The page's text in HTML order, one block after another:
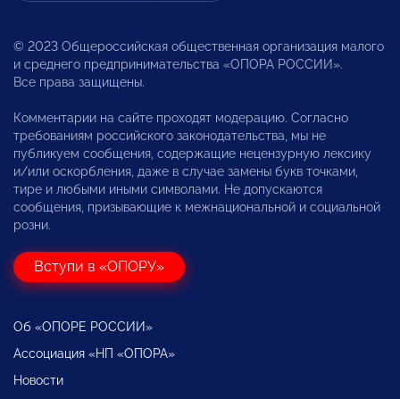
© 2023 Общероссийская общественная организация малого
и среднего предпринимательства «ОПОРА РОССИИ».
Все права защищены.
Комментарии на сайте проходят модерацию. Согласно
требованиям российского законодательства, мы не
публикуем сообщения, содержащие нецензурную лексику
и/или оскорбления, даже в случае замены букв точками,
тире и любыми иными символами. Не допускаются
сообщения, призывающие к межнациональной и социальной
розни.
Вступи в «ОПОРУ»
Об «ОПОРЕ РОССИИ»
Ассоциация «НП «ОПОРА»
Новости